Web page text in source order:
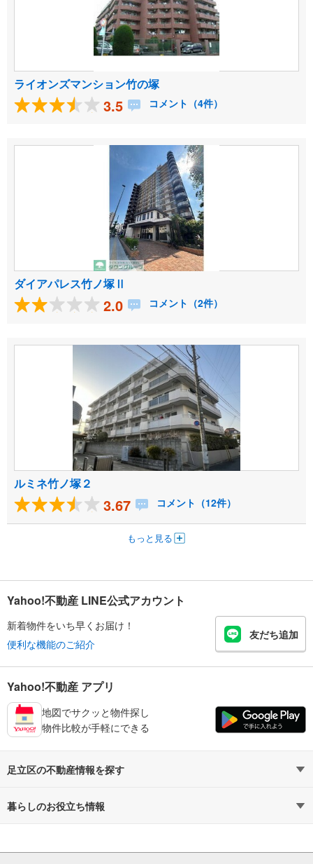
ライオンズマンション竹の塚
3.5 コメント（4件）
ダイアパレス竹ノ塚Ⅱ
2.0 コメント（2件）
ルミネ竹ノ塚２
3.67 コメント（12件）
もっと見る
Yahoo!不動産 LINE公式アカウント
新着物件をいち早くお届け！
便利な機能のご紹介
友だち追加
Yahoo!不動産 アプリ
地図でサクッと物件探し
物件比較が手軽にできる
足立区の不動産情報を探す
不動産・住宅
暮らしのお役立ち情報